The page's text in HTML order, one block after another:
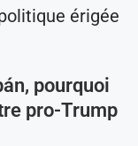
érigée
pourquoi
pro-Trump